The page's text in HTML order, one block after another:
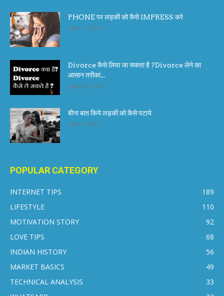
PHONE पर लड़की को कैसे IMPRESS करे
April 17, 2017
Divorce कैसे लिया जा सकता है ?Divorce लेने का
आसान तरीका...
August 1, 2017
बीना बात किये लड़की को कैसे पटाये
April 6, 2017
POPULAR CATEGORY
INTERNET TIPS
189
LIFESTYLE
110
MOTIVATION STORY
92
LOVE TIPS
68
INDIAN HISTORY
56
MARKET BASICS
49
TECHNICAL ANALYSIS
33